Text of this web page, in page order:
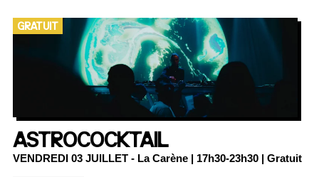
GRATUIT
ASTROCOCKTAIL
VENDREDI 03 JUILLET - La Carène | 17h30-23h30 | Gratuit